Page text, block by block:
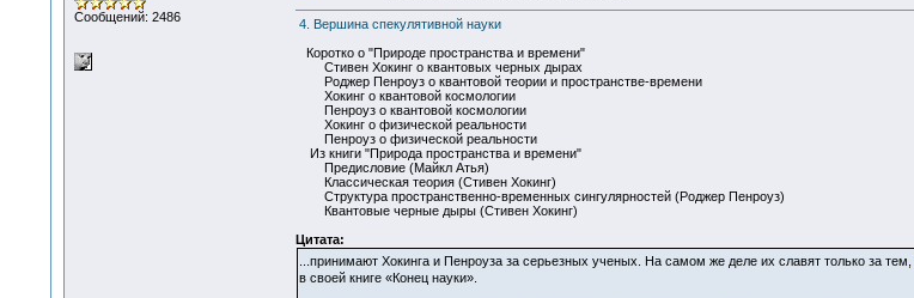
Сообщений: 2486
4. Вершина спекулятивной науки
Коротко о "Природе пространства и времени"
Стивен Хокинг о квантовых черных дырах
Роджер Пенроуз о квантовой теории и пространстве-времени
Хокинг о квантовой космологии
Пенроуз о квантовой космологии
Хокинг о физической реальности
Пенроуз о физической реальности
Из книги "Природа пространства и времени"
Предисловие (Майкл Атья)
Классическая теория (Стивен Хокинг)
Структура пространственно-временных сингулярностей (Роджер Пенроуз)
Квантовые черные дыры (Стивен Хокинг)
Цитата:
...принимают Хокинга и Пенроуза за серьезных ученых. На самом же деле их славят только за тем,
в своей книге «Конец науки».